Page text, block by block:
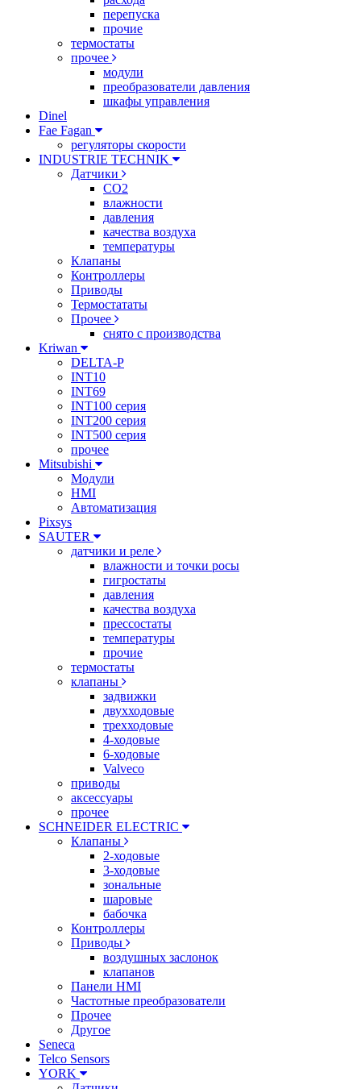
перепуска
прочие
термостаты
прочее
модули
преобразователи давления
шкафы управления
Dinel
Fae Fagan
регуляторы скорости
INDUSTRIE TECHNIK
Датчики
CO2
влажности
давления
качества воздуха
температуры
Клапаны
Контроллеры
Приводы
Термостататы
Прочее
снято с производства
Kriwan
DELTA-P
INT10
INT69
INT100 серия
INT200 серия
INT500 серия
прочее
Mitsubishi
Модули
HMI
Автоматизация
Pixsys
SAUTER
датчики и реле
влажности и точки росы
гигростаты
давления
качества воздуха
прессостаты
температуры
прочие
термостаты
клапаны
задвижки
двухходовые
трехходовые
4-ходовые
6-ходовые
Valveco
приводы
аксессуары
прочее
SCHNEIDER ELECTRIC
Клапаны
2-ходовые
3-ходовые
зональные
шаровые
бабочка
Контроллеры
Приводы
воздушных заслонок
клапанов
Панели HMI
Частотные преобразователи
Прочее
Другое
Seneca
Telco Sensors
YORK